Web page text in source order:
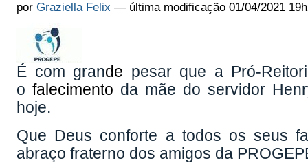
porGraziella Felix — última modificação 01/04/2021
É com grande pesar que a Pró-
o falecimento da mãe do servidor
hoje.
Que Deus conforte a todos os seus
abraço fraterno dos amigos da